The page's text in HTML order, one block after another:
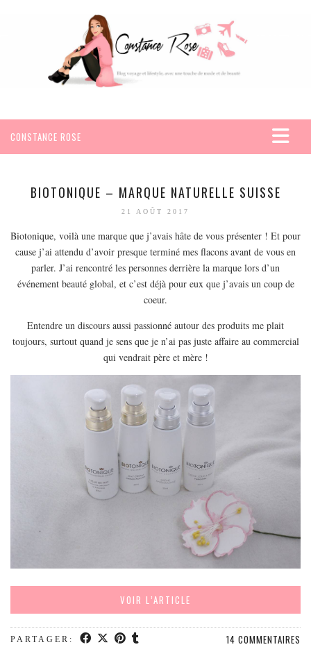
CONSTANCE ROSE
VOYAGES
SEYCHELLES
AMÉRIQUE
ESPAGNE
HONGRIE
RÉPUBLIQUE TCHÈQUE
MON PROGRAMME DE YOGA EN LIGNE
MODE
BIOTONIQUE – MARQUE NATURELLE SUISSE
21 AOÛT 2017
Biotonique, voilà une marque que j’avais hâte de vous présenter ! Et pour
cause j’ai attendu d’avoir presque terminé mes flacons avant de vous en
parler. J’ai rencontré les personnes derrière la marque lors d’un
événement beauté global, et c’est déjà pour eux que j’avais un coup de
coeur.
Entendre un discours aussi passionné autour des produits me plait
toujours, surtout quand je sens que je n’ai pas juste affaire au commercial
qui vendrait père et mère !
VOIR L’ARTICLE
PARTAGER: 14 COMMENTAIRES